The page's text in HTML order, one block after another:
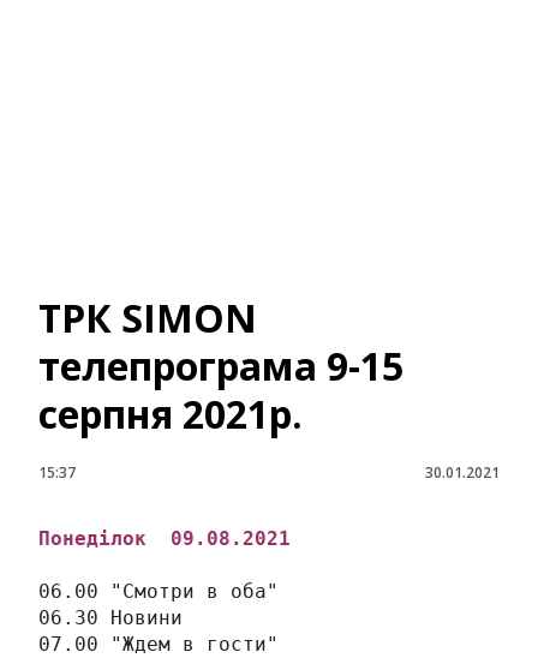
ТРК SIMON
телепрограма 9-15
серпня 2021р.
15:37 30.01.2021
Понеділок 09 .08 .2021
06.00 "Смотри в оба"
06.30 Новини
07.00 "Ждем в гости"